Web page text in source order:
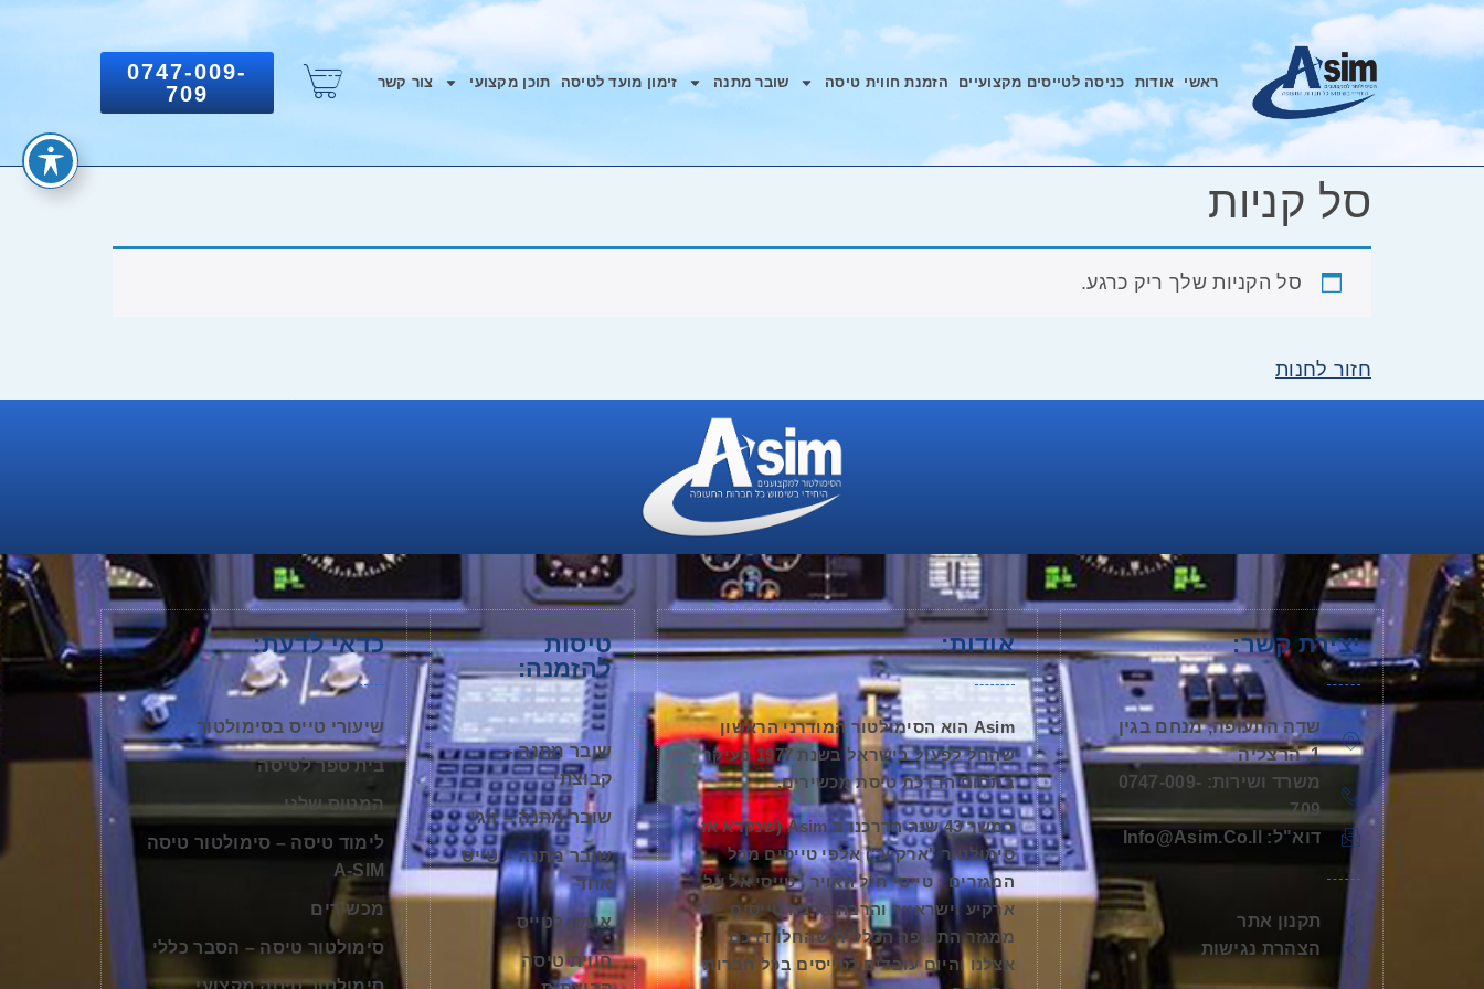
ראשי אודות כניסה לטייסים מקצועיים הזמנת חווית טיסה שובר מתנה זימון מועד לטיסה תוכן מקצועי צור קשר
0747-009-
709
סל קניות
סל הקניות שלך ריק כרגע.
חזור לחנות
יצירת קשר:
שדה התעופה, מנחם בגין
1, הרצליה
משרד ושירות: 0747-009-
709
דוא"ל: Info@asim.co.il
תקנון אתר
הצהרת נגישות
אודות:
Asim הוא הסימולטור המודרני הראשון
שהחל לפעול בישראל בשנת 1977 בעיקר
בתחום הדרכת טיסת מכשירים.
במשך 43 שנה הדרכנו ב Asim (שנקרא אז
סימולטור "ארקיע") אלפי טייסים מכל
המגזרים : טייסי חיל האויר , טייסי אל על
ארקיע וישראייר והרבה הרבה טייסים
ממגזר התעופה הכללית שהחלו דרכם
אצלנו והיום עובדים כטייסים בכל חברות
טיסות
להזמנה:
שובר מתנה –
קבוצתי
שובר מתנה – זוגי
שובר מתנה – טייס
אחד
אימון לטייס
חווית טיסה
כדאי לדעת:
שיעורי טייס בסימולטור
בית ספר לטיסה
המטוס שלנו
לימוד טיסה – סימולטור טיסה
A-SIM
מכשירים
סימולטור טיסה – הסבר כללי